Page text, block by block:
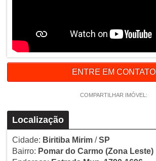
ENTRE EM CONTATO
COMPARTILHAR IMÓVEL:
Localização
Cidade: Biritiba Mirim/SP
Bairro: Pomar do Carmo (Zona Leste)